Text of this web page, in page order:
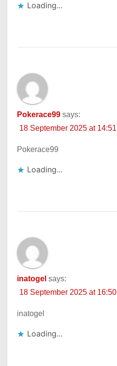
Loading...
Pokerace99 says:
18 September 2025 at 14:51
Pokerace99
Loading...
inatogel says:
18 September 2025 at 16:50
inatogel
Loading...